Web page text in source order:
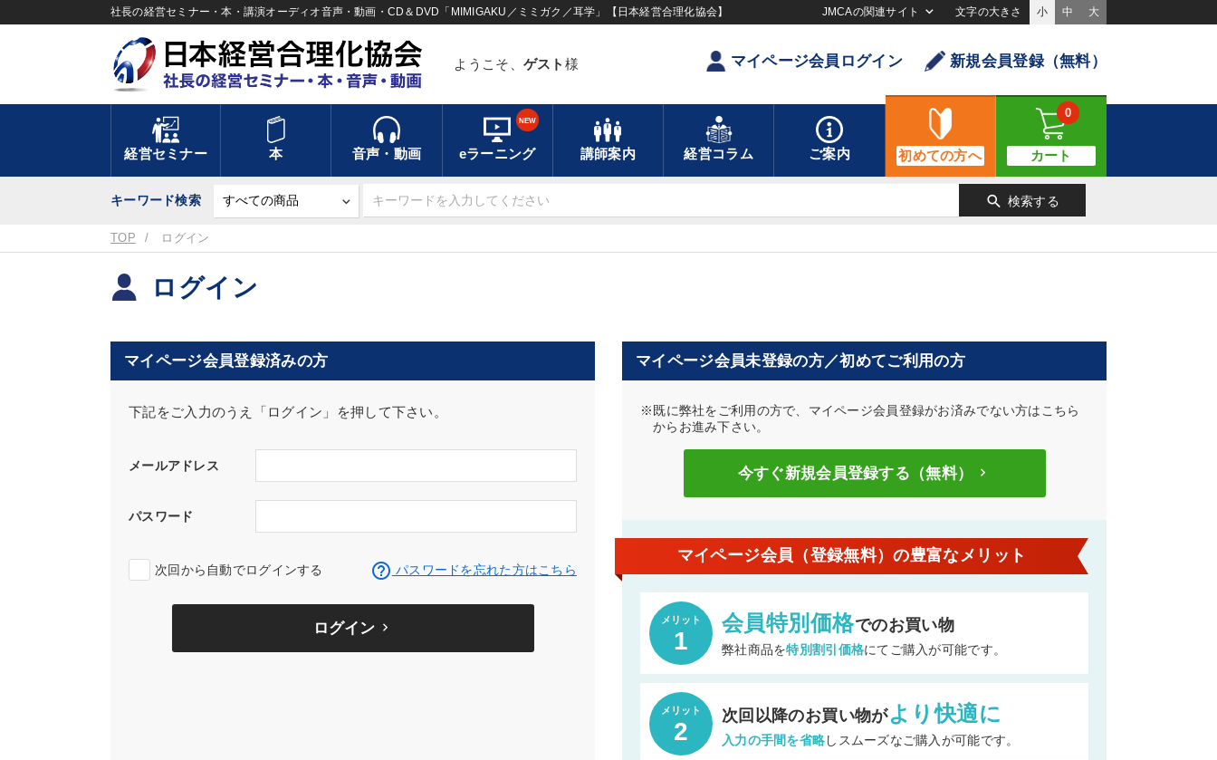
社長の経営セミナー・本・講演オーディオ音声・動画・CD＆DVD「MIMIGAKU／ミミガク／耳学」【日本経営合理化協会】 JMCAの関連サイト 文字の大きさ 小 中 大
ようこそ、 ゲスト 様 マイページ会員ログイン 新規会員登録（無料）
経営セミナー 本 音声・動画 eラーニング
NEW
講師案内 経営コラム ご案内 初めての方へ カート
0
キーワード検索 search 検索する
TOP ログイン
ログイン
マイページ会員登録済みの方
下記をご入力のうえ「ログイン」を押して下さい。
メールアドレス
パスワード
次回から自動でログインする help_outline パスワードを忘れた方はこちら
ログイン keyboard_arrow_right
マイページ会員未登録の方／初めてご利用の方
※既に弊社をご利用の方で、マイページ会員登録がお済みでない方はこちら
からお進み下さい。
今すぐ新規会員登録する（無料） keyboard_arrow_right
マイページ会員（登録無料）の豊富なメリット
メリット
1
会員特別価格でのお買い物
弊社商品を特別割引価格にてご購入が可能です。
メリット
2
次回以降のお買い物がより快適に
入力の手間を省略しスムーズなご購入が可能です。